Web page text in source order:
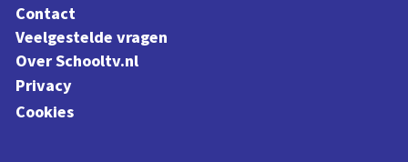
Contact
Veelgestelde vragen
Over Schooltv.nl
Privacy
Cookies